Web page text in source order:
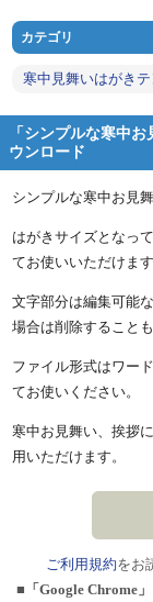
カテゴリ
寒中見舞いはがきテ
「シンプルな寒中
ウンロード
シンプルな寒中お見
はがきサイズとなっ
てお使いいただけます
文字部分は編集可能
場合は削除することも
ファイル形式はワー
てお使いください。
寒中お見舞い、挨拶
用いただけます。
ご利用規約をお
■「Google Chrome